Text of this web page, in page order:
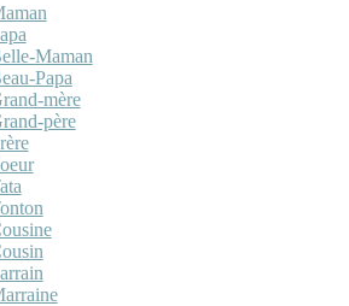
Maman
Papa
mère
père